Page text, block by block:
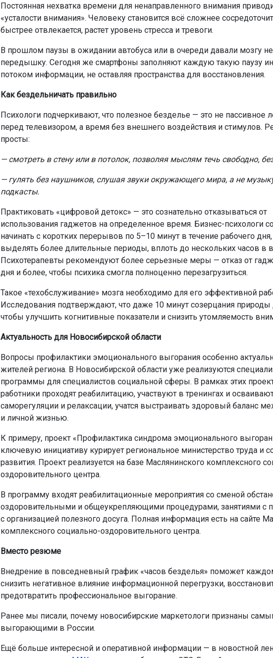
Постоянная нехватка времени для ненаправленного внимания
«усталости внимания». Человеку становится всё сложнее
быстрее отвлекается, растет уровень стресса и тревоги.
В прошлом паузы в ожидании автобуса или в очереди давали мозгу
передышку. Сегодня же смартфоны заполняют каждую такую паузу
потоком информации, не оставляя пространства для восстановления.
Как бездельничать правильно
Психологи подчеркивают, что полезное безделье — это не пассивное
перед телевизором, а время без внешнего воздействия и стимулов.
просты:
— смотреть в стену или в потолок, позволяя мыслям течь свободно,
— гулять без наушников, слушая звуки окружающего мира, а не
подкасты.
Практиковать «цифровой детокс» — это сознательно отказываться от
использования гаджетов на определенное время. Бизнес-психологи
начинать с коротких перерывов по 5–10 минут в течение рабочего дня,
выделять более длительные периоды, вплоть до нескольких часов в
Психотерапевты рекомендуют более серьезные меры — отказ от
дня и более, чтобы психика смогла полноценно перезагрузиться.
Такое «техобслуживание» мозга необходимо для его эффективной
Исследования подтверждают, что даже 10 минут созерцания природы
чтобы улучшить когнитивные показатели и снизить утомляемость
Актуальность для Новосибирской области
Вопросы профилактики эмоционального выгорания особенно
жителей региона. В Новосибирской области уже реализуются
программы для специалистов социальной сферы. В рамках этих
работники проходят реабилитацию, участвуют в тренингах и
саморегуляции и релаксации, учатся выстраивать здоровый баланс
и личной жизнью.
К примеру, проект «Профилактика синдрома эмоционального
ключевую инициативу курирует региональное министерство труда и
развития. Проект реализуется на базе Маслянинского комплексного
оздоровительного центра.
В программу входят реабилитационные мероприятия со сменой
оздоровительными и общеукрепляющими процедурами, занятиями с
с организацией полезного досуга. Полная информация есть на сайте
комплексного социально-оздоровительного центра.
Вместо резюме
Внедрение в повседневный график «часов безделья» поможет
снизить негативное влияние информационной перегрузки,
предотвратить профессиональное выгорание.
Ранее мы писали, почему новосибирские маркетологи признаны
выгорающими в России.
Ещё больше интересной и оперативной информации — в новостной